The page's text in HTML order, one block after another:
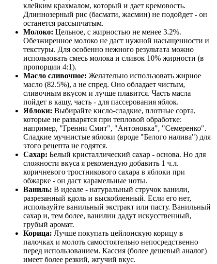
клейким крахмалом, который и дает кремовость.
Длиннозерный рис (басмати, жасмин) не подойдет - он
останется рассыпчатым.
Молоко: Цельное, с жирностью не менее 3.2%.
Обезжиренное молоко не даст нужной насыщенности и
текстуры. Для особенно нежного результата можно
использовать смесь молока и сливок 10% жирности (в
пропорции 4:1).
Масло сливочное: Желательно использовать жирное
масло (82.5%), а не спред. Оно обладает чистым,
сливочным вкусом и лучше плавится. Часть масла
пойдет в кашу, часть - для пассерования яблок.
Яблоки: Выбирайте кисло-сладкие, плотные сорта,
которые не разварятся при тепловой обработке:
например, "Гренни Смит", "Антоновка", "Семеренко".
Сладкие мучнистые яблоки (вроде "Белого налива") для
этого рецепта не годятся.
Сахар: Белый кристаллический сахар - основа. Но для
сложности вкуса я рекомендую добавить 1 ч.л.
коричневого тростникового сахара в яблоки при
обжарке - он даст карамельные ноты.
Ваниль: В идеале - натуральный стручок ванили,
разрезанный вдоль и выскобленный. Если его нет,
используйте ванильный экстракт или пасту. Ванильный
сахар и, тем более, ванилин дадут искусственный,
грубый аромат.
Корица: Лучше покупать цейлонскую корицу в
палочках и молоть самостоятельно непосредственно
перед использованием. Кассия (более дешевый аналог)
имеет более резкий, жгучий вкус.